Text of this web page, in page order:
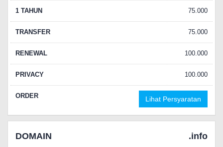
1 TAHUN 75.000
TRANSFER 75.000
RENEWAL 100.000
PRIVACY 100.000
ORDER Lihat Persyaratan
DOMAIN .info